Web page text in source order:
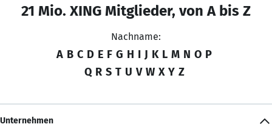
21 Mio. XING Mitglieder, von A bis Z
Nachname:
A B C D E F G H I J K L M N O P
Q R S T U V W X Y Z
Unternehmen